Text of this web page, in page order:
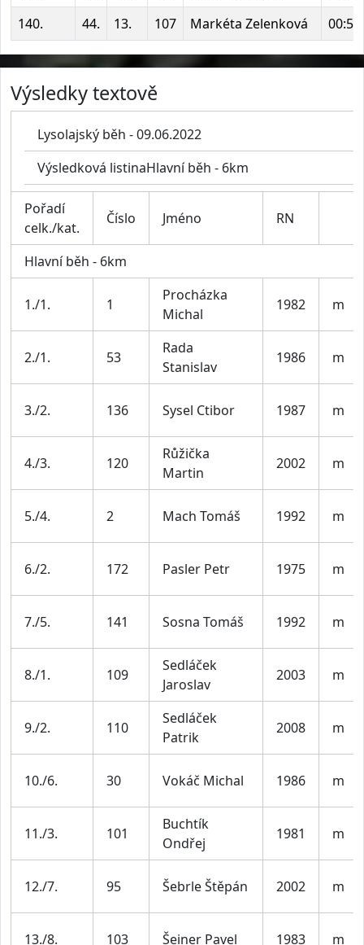
140.
44. 13. 107 Markéta Zelenková
Výsledky textově
Lysolajský běh - 09.06.2022
Výsledková listinaHlavní běh - 6km
Pořadí
celk./kat.
Číslo Jméno RN
Hlavní běh - 6km
1./1. 1
Procházka
Michal
1982 m
2./1. 53
Rada
Stanislav
1986 m
3./2. 136 Sysel Ctibor 1987 m
4./3. 120
Růžička
Martin
2002 m
5./4. 2 Mach Tomáš 1992 m
6./2. 172 Pasler Petr 1975 m
7./5. 141 Sosna Tomáš 1992 m
8./1. 109
Sedláček
Jaroslav
2003 m
9./2. 110
Sedláček
Patrik
2008 m
10./6. 30 Vokáč Michal 1986 m
11./3. 101
Buchtík
Ondřej
1981 m
12./7. 95 Šebrle Štěpán 2002 m
13./8. 103 Šeiner Pavel 1983 m